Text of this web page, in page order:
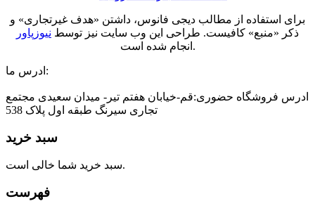
برای استفاده از مطالب دیجی فانوس، داشتن «هدف غیرتجاری» و
ذکر «منبع» کافیست. طراحی این وب سایت نیز توسط نیوزپاور
انجام شده است.
ادرس ما:
ادرس فروشگاه حضوری:قم-خیابان هفتم تیر- میدان سعیدی مجتمع
تجاری سیرنگ طبقه اول پلاک 538
سبد خرید
سبد خرید شما خالی است.
فهرست